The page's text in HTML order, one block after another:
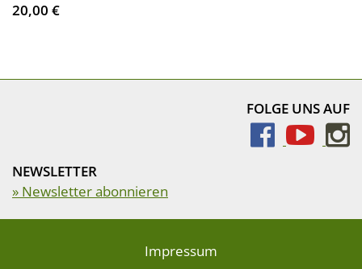
20,00 €
FOLGE UNS AUF
NEWSLETTER
» Newsletter abonnieren
Impressum